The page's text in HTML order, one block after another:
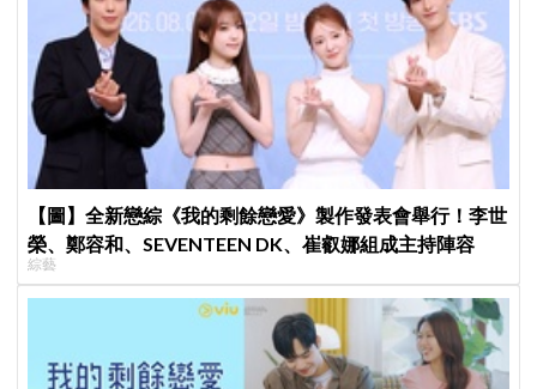
【圖】全新戀綜《我的剩餘戀愛》製作發表會舉行！李世
榮、鄭容和、SEVENTEEN DK、崔叡娜組成主持陣容
綜藝